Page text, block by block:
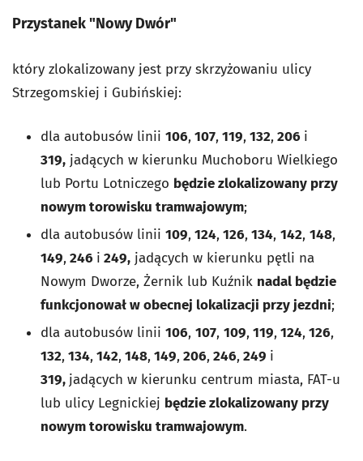
Przystanek "Nowy Dwór"
który zlokalizowany jest przy skrzyżowaniu ulicy
Strzegomskiej i Gubińskiej:
dla autobusów linii 106,107,119,132,206 i
319, jadących w kierunku Muchoboru Wielkiego
lub Portu Lotniczego będzie zlokalizowany przy
nowym torowisku tramwajowym;
dla autobusów linii 109,124,126,134, 142, 148,
149,246 i 249, jadących w kierunku pętli na
Nowym Dworze, Żernik lub Kuźnik nadal będzie
funkcjonował w obecnej lokalizacji przy jezdni;
dla autobusów linii 106, 107, 109,119,124,126,
132,134,142,148,149,206,246,249 i
319, jadących w kierunku centrum miasta, FAT-u
lub ulicy Legnickiej będzie zlokalizowany przy
nowym torowisku tramwajowym.